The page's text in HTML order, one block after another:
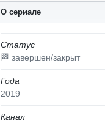
О сериале
Статус
🏁 завершен/закрыт
Года
2019
Канал